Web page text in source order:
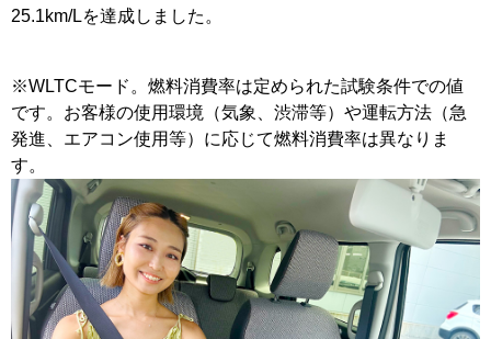
25.1km/Lを達成しました。
※WLTCモード。燃料消費率は定められた試験条件での値
です。お客様の使用環境（気象、渋滞等）や運転方法（急
発進、エアコン使用等）に応じて燃料消費率は異なりま
す。